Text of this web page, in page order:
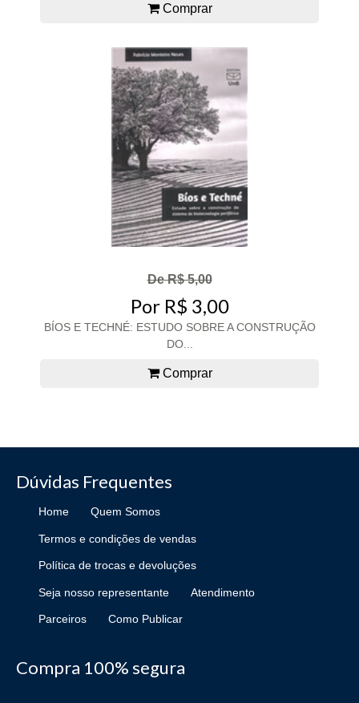
Comprar
De R$ 5,00
Por R$ 3,00
BÍOS E TECHNÉ: ESTUDO SOBRE A CONSTRUÇÃO
DO...
Comprar
Dúvidas Frequentes
Home Quem Somos
Termos e condições de vendas
Política de trocas e devoluções
Seja nosso representante Atendimento
Parceiros Como Publicar
Compra 100% segura